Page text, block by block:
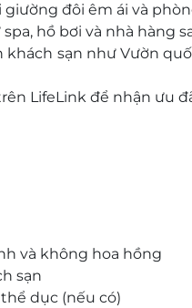
giường đôi êm ái và
hồ bơi và nhà hàng
sạn như Vườn
LifeLink để nhận ưu
và không hoa hồng
sạn
dục (nếu có)